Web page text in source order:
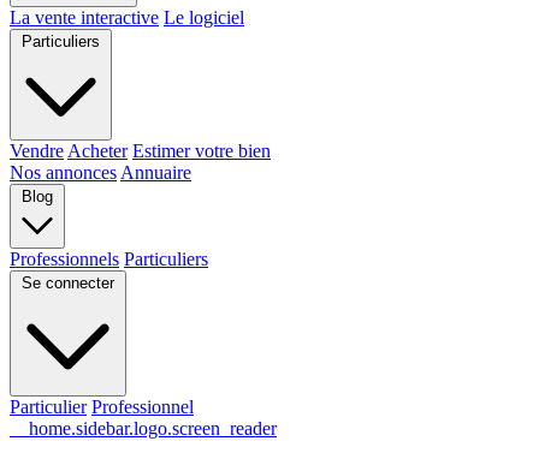
La vente interactive Le logiciel
Particuliers
Vendre Acheter Estimer votre bien
Nos annonces Annuaire
Blog
Professionnels Particuliers
Se connecter
Particulier Professionnel
__home.sidebar.logo.screen_reader